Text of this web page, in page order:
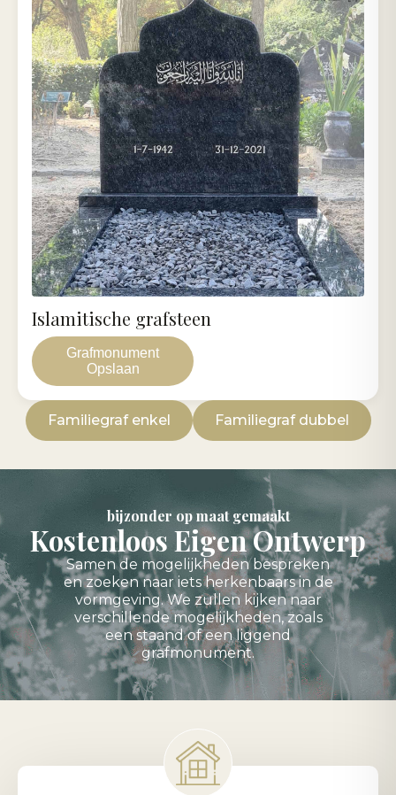
Grafmonument
Opslaan
Islamitische grafsteen
Familiegraf enkel Familiegraf dubbel
bijzonder op maat gemaakt
Kostenloos Eigen Ontwerp
Samen de mogelijkheden bespreken
en zoeken naar iets herkenbaars in de
vormgeving. We zullen kijken naar
verschillende mogelijkheden, zoals
een staand of een liggend
grafmonument.